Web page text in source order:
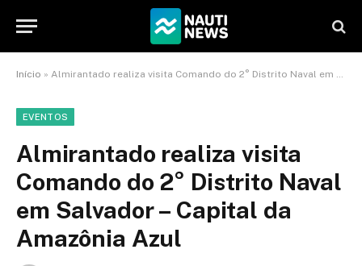
Início » Almirantado realiza visita Comando do 2° Distrito Naval em Salvador – Capital da Amazônia Azul
EVENTOS
Almirantado realiza visita
Comando do 2° Distrito Naval
em Salvador – Capital da
Amazônia Azul